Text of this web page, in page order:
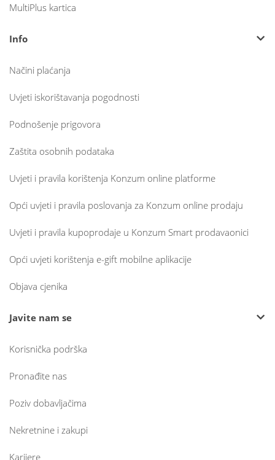
MultiPlus kartica
Info
Načini plaćanja
Uvjeti iskorištavanja pogodnosti
Podnošenje prigovora
Zaštita osobnih podataka
Uvjeti i pravila korištenja Konzum online platforme
Opći uvjeti i pravila poslovanja za Konzum online prodaju
Uvjeti i pravila kupoprodaje u Konzum Smart prodavaonici
Opći uvjeti korištenja e-gift mobilne aplikacije
Objava cjenika
Javite nam se
Korisnička podrška
Pronađite nas
Poziv dobavljačima
Nekretnine i zakupi
Karijere